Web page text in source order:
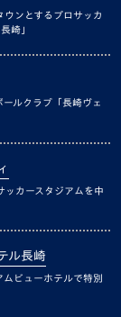
ウンとするプロサッカ
崎」
ルクラブ「長崎ヴェ
ッカースタジアムを中
ル長崎
ムビューホテルで特別